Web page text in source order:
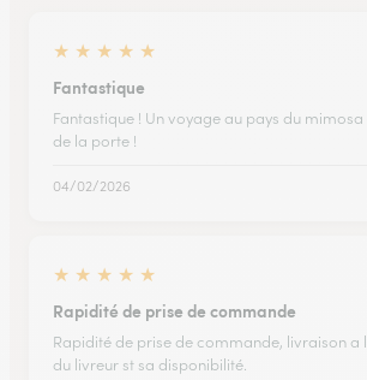
★ ★ ★ ★ ★
Fantastique
Fantastique ! Un voyage au pays du
de la porte !
04/02/2026
★ ★ ★ ★ ★
Rapidité de prise de commande
Rapidité de prise de commande, livraison a
du livreur st sa disponibilité.